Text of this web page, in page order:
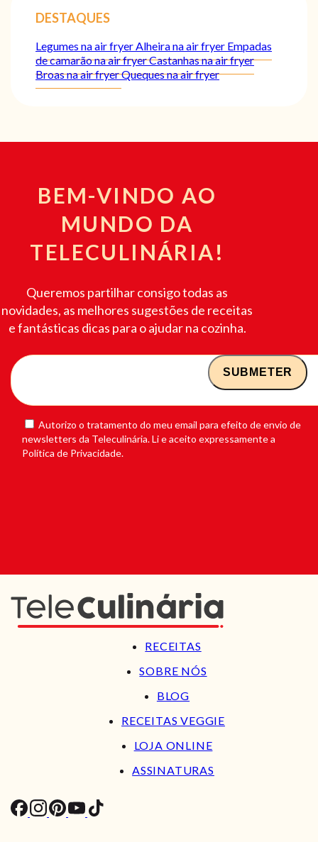
DESTAQUES
Legumes na air fryerAlheira na air fryer Empadas
de camarão na air fryerCastanhas na air fryer
Broas na air fryerQueques na air fryer
BEM-VINDO AO
MUNDO DA
TELECULINÁRIA!
Queremos partilhar consigo todas as
novidades, as melhores sugestões de receitas
e fantásticas dicas para o ajudar na cozinha.
Autorizo o tratamento do meu email para efeito de envio de
newsletters da Teleculinária. Li e aceito expressamente a
Política de Privacidade.
RECEITAS
SOBRE NÓS
BLOG
RECEITAS VEGGIE
LOJA ONLINE
ASSINATURAS